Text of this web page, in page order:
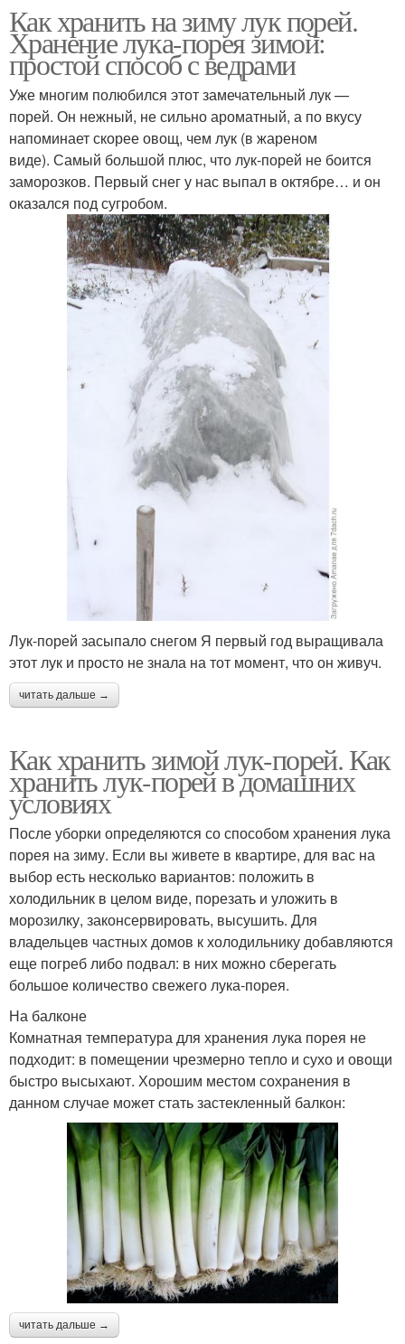
Как хранить на зиму лук порей.
Хранение лука-порея зимой:
простой способ с ведрами
Уже многим полюбился этот замечательный лук —
порей. Он нежный, не сильно ароматный, а по вкусу
напоминает скорее овощ, чем лук (в жареном
виде). Самый большой плюс, что лук-порей не боится
заморозков. Первый снег у нас выпал в октябре… и он
оказался под сугробом.
Лук-порей засыпало снегом Я первый год выращивала
этот лук и просто не знала на тот момент, что он живуч.
читать дальше →
Как хранить зимой лук-порей. Как
хранить лук-порей в домашних
условиях
После уборки определяются со способом хранения лука
порея на зиму. Если вы живете в квартире, для вас на
выбор есть несколько вариантов: положить в
холодильник в целом виде, порезать и уложить в
морозилку, законсервировать, высушить. Для
владельцев частных домов к холодильнику добавляются
еще погреб либо подвал: в них можно сберегать
большое количество свежего лука-порея.
На балконе
Комнатная температура для хранения лука порея не
подходит: в помещении чрезмерно тепло и сухо и овощи
быстро высыхают. Хорошим местом сохранения в
данном случае может стать застекленный балкон:
читать дальше →